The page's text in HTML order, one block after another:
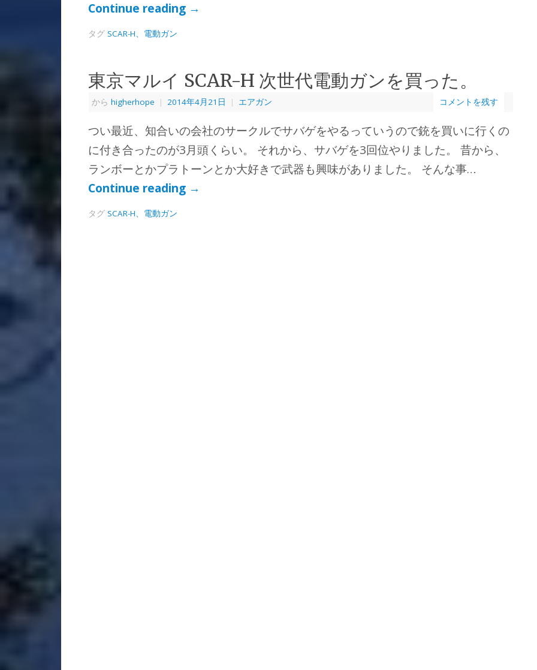
Continue reading →
タグ SCAR-H、電動ガン
東京マルイ SCAR-H 次世代電動ガンを買った。
から higherhope | 2014年4月21日 | エアガン コメントを残す
つい最近、知合いの会社のサークルでサバゲをやるっていうので銃を買いに行くの
に付き合ったのが3月頭くらい。 それから、サバゲを3回位やりました。 昔から、
ランボーとかプラトーンとか大好きで武器も興味がありました。 そんな事…
Continue reading →
タグ SCAR-H、電動ガン